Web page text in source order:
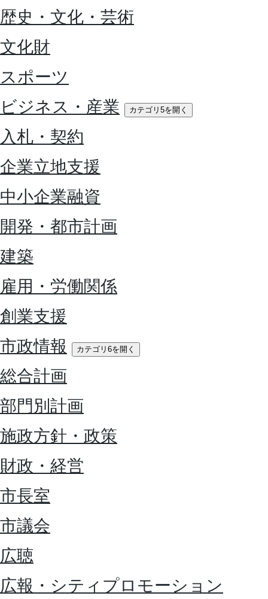
歴史・文化・芸術
文化財
スポーツ
ビジネス・産業
カテゴリ5を開く
入札・契約
企業立地支援
中小企業融資
開発・都市計画
建築
雇用・労働関係
創業支援
市政情報
カテゴリ6を開く
総合計画
部門別計画
施政方針・政策
財政・経営
市長室
市議会
広聴
広報・シティプロモーション